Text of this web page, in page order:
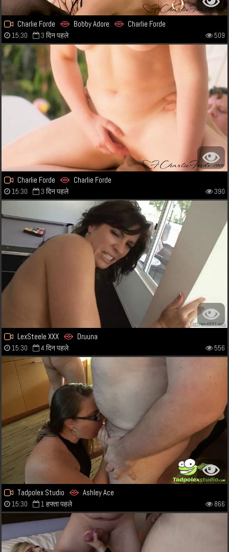
Charlie Forde Bobby Adore Charlie Forde
15:30 3 दिन पहले 509
Charlie Forde Charlie Forde
15:30 3 दिन पहले 390
LexSteele XXX Druuna
15:30 4 दिन पहले 556
Tadpolex Studio Ashley Ace
15:30 1 हफ्ता पहले 866